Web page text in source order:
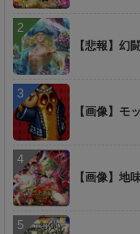
【悲報】幻
【画像】モ
【画像】地